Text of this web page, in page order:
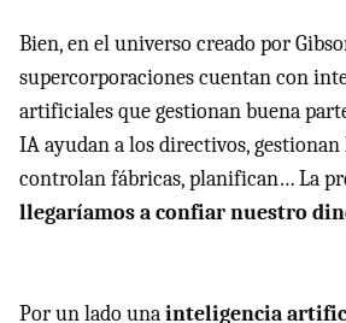
Bien, en el universo creado por
supercorporaciones cuentan con
artificiales que gestionan buena
IA ayudan a los directivos,
controlan fábricas, planifican… La
llegaríamos a confiar nuestro
Por un lado unainteligencia